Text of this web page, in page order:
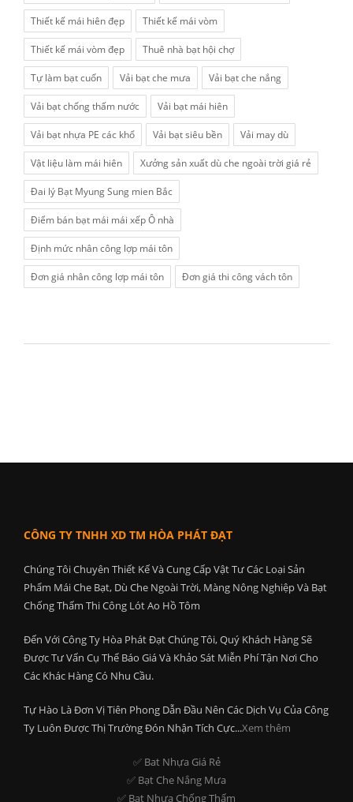
Thiết kế mái hiên đẹp Thiết kế mái vòm
Thiết kế mái vòm đẹp Thuê nhà bạt hội chợ
Tự làm bạt cuốn Vải bạt che mưa Vải bạt che nắng
Vải bạt chống thấm nước Vải bạt mái hiên
Vải bạt nhựa PE các khổ Vải bạt siêu bền Vải may dù
Vật liệu làm mái hiên Xưởng sản xuất dù che ngoài trời giá rẻ
Đai lý Bạt Myung Sung mien Bắc
Điểm bán bạt mái mái xếp Ô nhà
Định mức nhân công lợp mái tôn
Đơn giá nhân công lợp mái tôn Đơn giá thi công vách tôn
CÔNG TY TNHH XD TM HÒA PHÁT ĐẠT
Chúng Tôi Chuyên Thiết Kế Và Cung Cấp Vật Tư Các Loại Sản
Phẩm Mái Che Bạt, Dù Che Ngoài Trời, Màng Nông Nghiệp Và Bạt
Chống Thấm Thi Công Lót Ao Hồ Tôm
Đến Với Công Ty Hòa Phát Đạt Chúng Tôi, Quý Khách Hàng Sẽ
Được Tư Vấn Cụ Thể Báo Giá Và Khảo Sát Miễn Phí Tận Nơi Cho
Các Khác Hàng Có Nhu Cầu.
Tự Hào Là Đơn Vị Tiên Phong Dẫn Đầu Nên Các Dịch Vụ Của Công
Ty Luôn Được Thị Trường Đón Nhận Tích Cực...Xem thêm
✅ Bat Nhựa Giá Rẻ
✅ Bạt Che Nắng Mưa
✅ Bạt Nhựa Chống Thấm